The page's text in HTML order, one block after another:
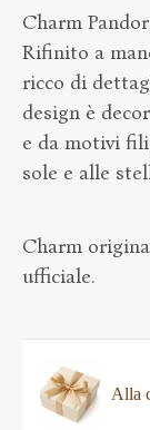
Charm
Rifinito a
ricco di
design è
e da motivi
sole e alle
Charm
ufficiale.
Alla